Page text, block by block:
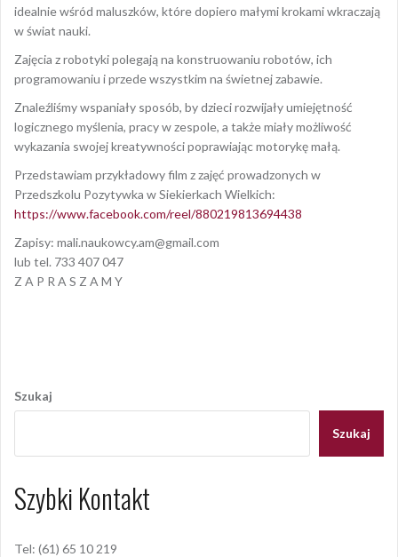
idealnie wśród maluszków, które dopiero małymi krokami wkraczają
w świat nauki.
Zajęcia z robotyki polegają na konstruowaniu robotów, ich
programowaniu i przede wszystkim na świetnej zabawie.
Znaleźliśmy wspaniały sposób, by dzieci rozwijały umiejętność
logicznego myślenia, pracy w zespole, a także miały możliwość
wykazania swojej kreatywności poprawiając motorykę małą.
Przedstawiam przykładowy film z zajęć prowadzonych w
Przedszkolu Pozytywka w Siekierkach Wielkich:
https://www.facebook.com/reel/880219813694438
Zapisy: mali.naukowcy.am@gmail.com
lub tel. 733 407 047
Z A P R A S Z A M Y
wpisu
Szukaj
Szukaj
Szybki Kontakt
Tel: (61) 65 10 219